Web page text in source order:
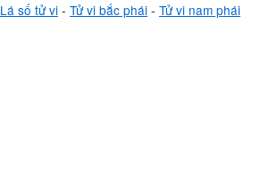
Lá số tử vi - Tử vi bắc phái - Tử vi nam phái